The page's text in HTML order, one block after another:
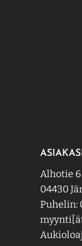
Alhotie 6
04430
Puhelin: